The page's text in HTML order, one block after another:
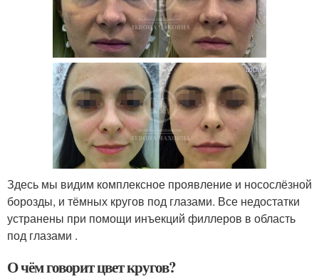
Здесь мы видим комплексное проявление и носослёзной
борозды, и тёмных кругов под глазами. Все недостатки
устранены при помощи инъекций филлеров в область
под глазами .
О чём говорит цвет кругов?